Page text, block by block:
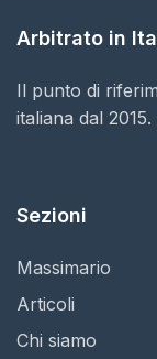
Arbitrato in
Il punto di
italiana dal 2015.
Sezioni
Massimario
Articoli
Chi siamo